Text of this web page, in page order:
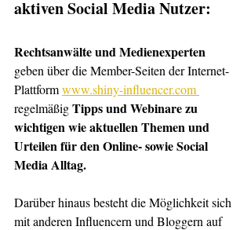
aktiven Social Media Nutzer:
Rechtsanwälte und Medienexperten
geben über die Member-Seiten der Internet-
Plattform www.shiny-influencer.com
regelmäßig Tipps und Webinare zu
wichtigen wie aktuellen Themen und
Urteilen für den Online- sowie Social
Media Alltag.
Darüber hinaus besteht die Möglichkeit sich
mit anderen Influencern und Bloggern auf